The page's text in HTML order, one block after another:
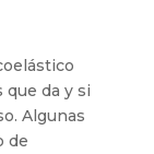
da y si
Algunas
de